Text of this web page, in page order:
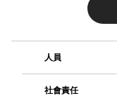
人員
社會責任